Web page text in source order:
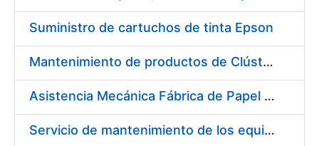
Suministro de cartuchos de tinta Epson
Mantenimiento de productos de Clúster y Backup de datos
Asistencia Mecánica Fábrica de Papel de Burgos
Servicio de mantenimiento de los equipos de transporte de cargas y elevación, existentes en las diferentes áreas de la Fábrica de Papel de Seguridad de Burgos